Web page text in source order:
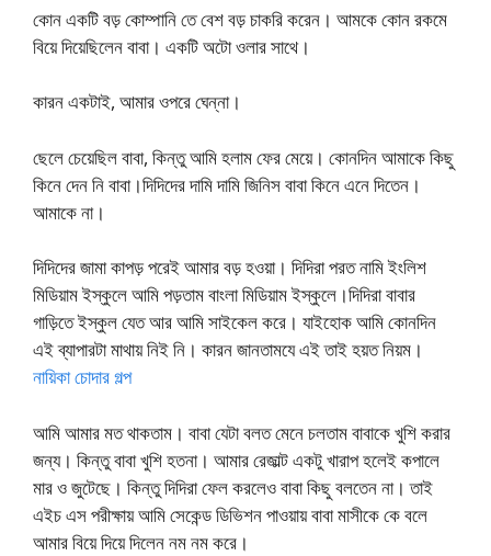
কোন একটি বড় কোম্পানি তে বেশ বড় চাকরি করেন। আমকে কোন রকমে
বিয়ে দিয়েছিলেন বাবা। একটি অটো ওলার সাথে।
কারন একটাই, আমার ওপরে ঘেন্না।
ছেলে চেয়েছিল বাবা, কিন্তু আমি হলাম ফের মেয়ে। কোনদিন আমাকে কিছু
কিনে দেন নি বাবা।দিদিদের দামি দামি জিনিস বাবা কিনে এনে দিতেন।
আমাকে না।
দিদিদের জামা কাপড় পরেই আমার বড় হওয়া। দিদিরা পরত নামি ইংলিশ
মিডিয়াম ইস্কুলে আমি পড়তাম বাংলা মিডিয়াম ইস্কুলে।দিদিরা বাবার
গাড়িতে ইস্কুল যেত আর আমি সাইকেল করে। যাইহোক আমি কোনদিন
এই ব্যাপারটা মাথায় নিই নি। কারন জানতামযে এই তাই হয়ত নিয়ম।
নায়িকা চোদার গল্প
আমি আমার মত থাকতাম। বাবা যেটা বলত মেনে চলতাম বাবাকে খুশি করার
জন্য। কিন্তু বাবা খুশি হতনা। আমার রেজাল্ট একটু খারাপ হলেই কপালে
মার ও জুটেছে। কিন্তু দিদিরা ফেল করলেও বাবা কিছু বলতেন না। তাই
এইচ এস পরীক্ষায় আমি সেকেন্ড ডিভিশন পাওয়ায় বাবা মাসীকে কে বলে
আমার বিয়ে দিয়ে দিলেন নম নম করে।